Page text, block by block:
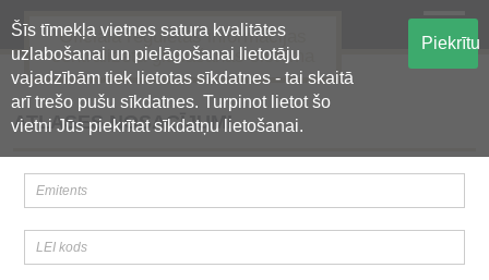
Šīs tīmekļa vietnes satura kvalitātes
uzlabošanai un pielāgošanai lietotāju
vajadzībām tiek lietotas sīkdatnes - tai skaitā
arī trešo pušu sīkdatnes. Turpinot lietot šo
vietni Jūs piekrītat sīkdatņu lietošanai.
Piekrītu
Oficiālā regulētās informācijas
centralizētā glabāšanas sistēma
ATLASES NOSACĪJUMI